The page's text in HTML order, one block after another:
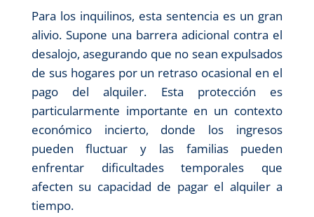
Para los inquilinos, esta sentencia es un gran
alivio. Supone una barrera adicional contra el
desalojo, asegurando que no sean expulsados
de sus hogares por un retraso ocasional en el
pago del alquiler. Esta protección es
particularmente importante en un contexto
económico incierto, donde los ingresos
pueden fluctuar y las familias pueden
enfrentar dificultades temporales que
afecten su capacidad de pagar el alquiler a
tiempo.